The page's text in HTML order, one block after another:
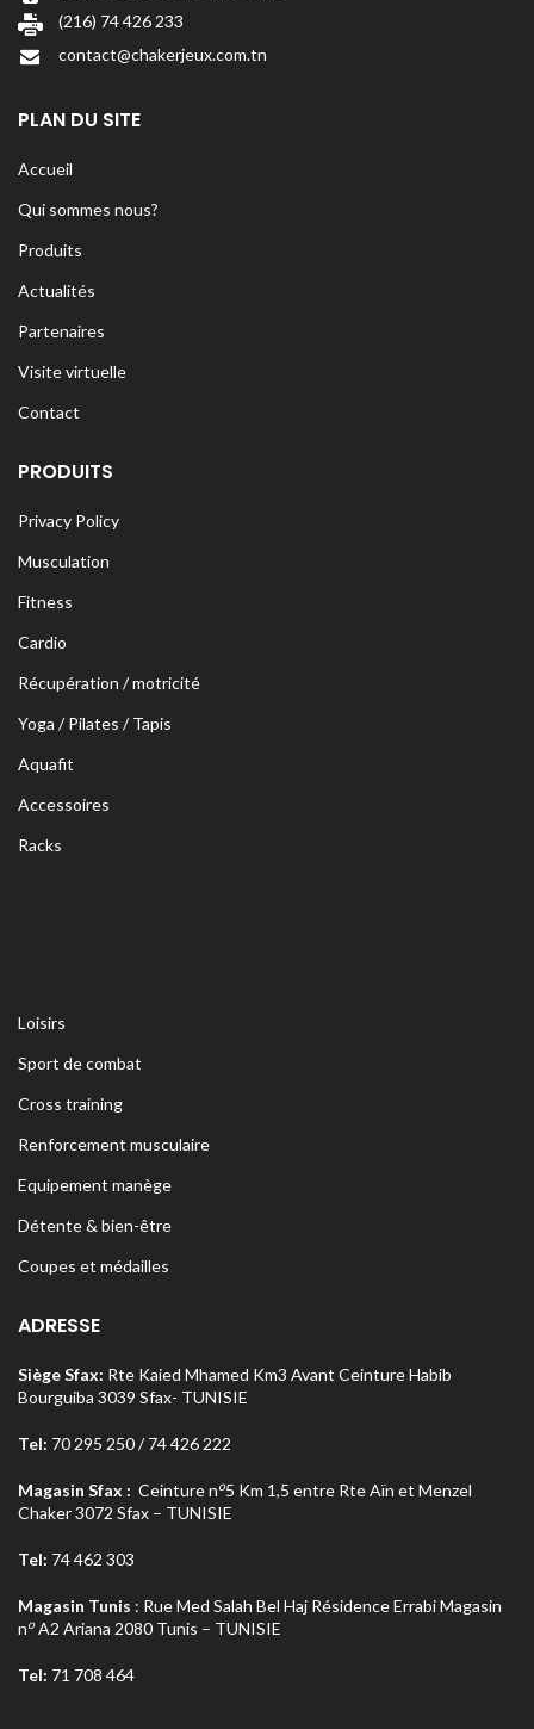
(216) 74 426 233
contact@chakerjeux.com.tn
PLAN DU SITE
Accueil
Qui sommes nous?
Produits
Actualités
Partenaires
Visite virtuelle
Contact
PRODUITS
Privacy Policy
Musculation
Fitness
Cardio
Récupération / motricité
Yoga / Pilates / Tapis
Aquafit
Accessoires
Racks
Loisirs
Sport de combat
Cross training
Renforcement musculaire
Equipement manège
Détente & bien-être
Coupes et médailles
ADRESSE
Siège Sfax: Rte Kaied Mhamed Km3 Avant Ceinture Habib
Bourguiba 3039 Sfax- TUNISIE
Tel: 70 295 250 / 74 426 222
Magasin Sfax : Ceinture no5 Km 1,5 entre Rte Aïn et Menzel
Chaker 3072 Sfax – TUNISIE
Tel: 74 462 303
Magasin Tunis : Rue Med Salah Bel Haj Résidence Errabi Magasin
noA2 Ariana 2080 Tunis – TUNISIE
Tel: 71 708 464